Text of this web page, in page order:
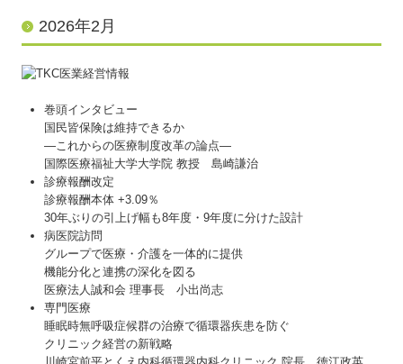
2026年2月
巻頭インタビュー
国民皆保険は維持できるか
―これからの医療制度改革の論点―
国際医療福祉大学大学院 教授 島崎謙治
診療報酬改定
診療報酬本体 +3.09％
30年ぶりの引上げ幅も8年度・9年度に分けた設計
病医院訪問
グループで医療・介護を一体的に提供
機能分化と連携の深化を図る
医療法人誠和会 理事長 小出尚志
専門医療
睡眠時無呼吸症候群の治療で循環器疾患を防ぐ
クリニック経営の新戦略